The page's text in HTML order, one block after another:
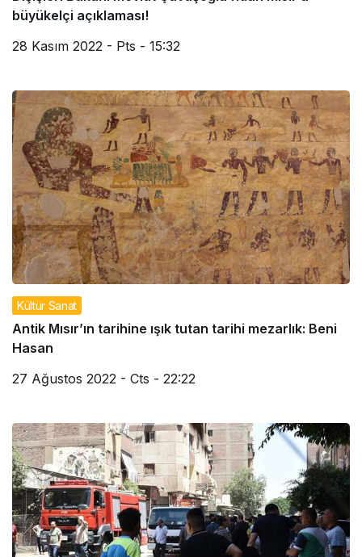
büyükelçi açıklaması!
28 Kasım 2022 - Pts - 15:32
Kültür Sanat
Antik Mısır’ın tarihine ışık tutan tarihi mezarlık: Beni
Hasan
27 Ağustos 2022 - Cts - 22:22